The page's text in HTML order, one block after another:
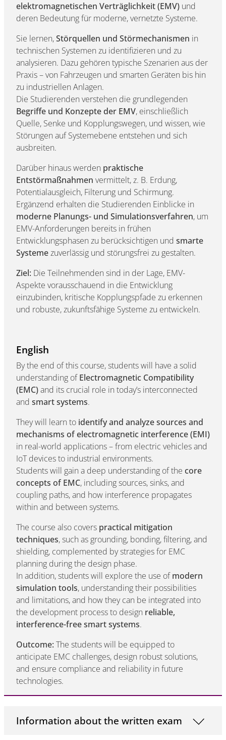
elektromagnetischen Verträglichkeit (EMV) und
deren Bedeutung für moderne, vernetzte Systeme.
Sie lernen,Störquellen und Störmechanismen in
technischen Systemen zu identifizieren und zu
analysieren. Dazu gehören typische Szenarien aus der
Praxis – von Fahrzeugen und smarten Geräten bis hin
zu industriellen Anlagen.
Die Studierenden verstehen die grundlegenden
Begriffe und Konzepte der EMV, einschließlich
Quelle, Senke und Kopplungswegen, und wissen, wie
Störungen auf Systemebene entstehen und sich
ausbreiten.
Darüber hinaus werden praktische
Entstörmaßnahmen vermittelt, z. B. Erdung,
Potentialausgleich, Filterung und Schirmung.
Ergänzend erhalten die Studierenden Einblicke in
moderne Planungs- und Simulationsverfahren, um
EMV-Anforderungen bereits in frühen
Entwicklungsphasen zu berücksichtigen und smarte
Systemezuverlässig und störungsfrei zu gestalten.
Ziel: Die Teilnehmenden sind in der Lage, EMV-
Aspekte vorausschauend in die Entwicklung
einzubinden, kritische Kopplungspfade zu erkennen
und robuste, zukunftsfähige Systeme zu entwickeln.
English
By the end of this course, students will have a solid
understanding ofElectromagnetic Compatibility
(EMC)and its crucial role in today’s interconnected
and smart systems.
They will learn to identify and analyze sources and
mechanisms of electromagnetic interference (EMI)
in real-world applications – from electric vehicles and
IoT devices to industrial environments.
Students will gain a deep understanding of the core
concepts of EMC, including sources, sinks, and
coupling paths, and how interference propagates
within and between systems.
The course also covers practical mitigation
techniques, such as grounding, bonding, filtering, and
shielding, complemented by strategies for EMC
planning during the design phase.
In addition, students will explore the use ofmodern
simulation tools, understanding their possibilities
and limitations, and how they can be integrated into
the development process to design reliable,
interference-free smart systems.
Outcome: The students will be equipped to
anticipate EMC challenges, design robust solutions,
and ensure compliance and reliability in future
technologies.
Information about the written exam